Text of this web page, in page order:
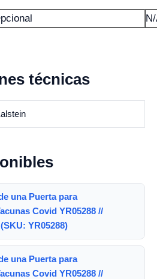
técnicas
una Puerta para
Covid YR05288 //
YR05288)
una Puerta para
Covid YR05288 //